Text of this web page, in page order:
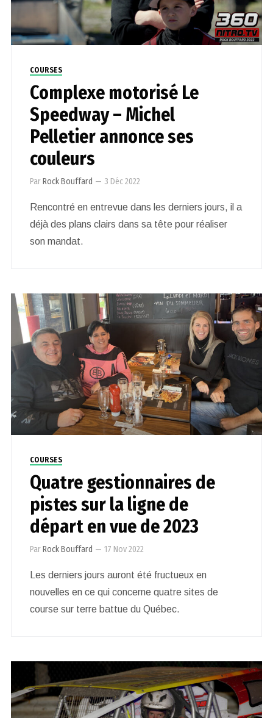
COURSES
Complexe motorisé Le
Speedway – Michel
Pelletier annonce ses
couleurs
ParRock Bouffard — 3 Déc 2022
Rencontré en entrevue dans les derniers jours, il a
déjà des plans clairs dans sa tête pour réaliser
son mandat.
COURSES
Quatre gestionnaires de
pistes sur la ligne de
départ en vue de 2023
ParRock Bouffard — 17 Nov 2022
Les derniers jours auront été fructueux en
nouvelles en ce qui concerne quatre sites de
course sur terre battue du Québec.